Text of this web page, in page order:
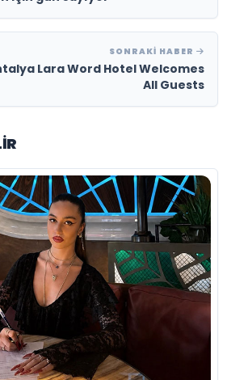
SONRAKI HABER
Lara Word Hotel Welcomes
All Guests